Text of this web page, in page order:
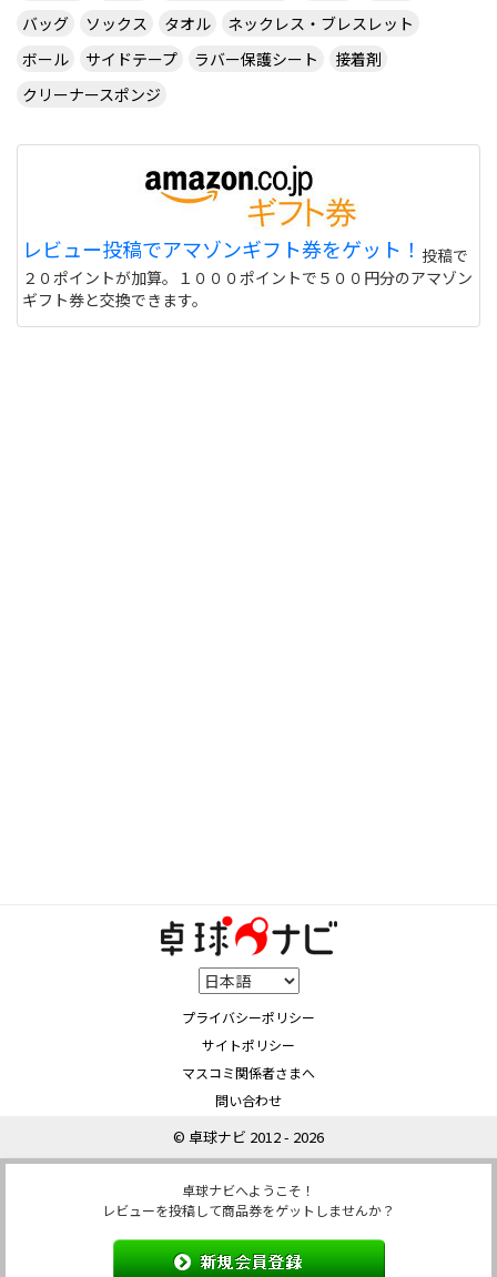
バッグ
ソックス タオル
ネックレス・ブレスレット
ボール
サイドテープ ラバー保護シート
接着剤
クリーナースポンジ
レビュー投稿でアマゾンギフト券をゲット！ 投稿で
２０ポイントが加算。１０００ポイントで５００円分のアマゾン
ギフト券と交換できます。
プライバシーポリシー
サイトポリシー
マスコミ関係者さまへ
問い合わせ
© 卓球ナビ 2012 - 2026
卓球ナビへようこそ！
レビューを投稿して商品券をゲットしませんか？